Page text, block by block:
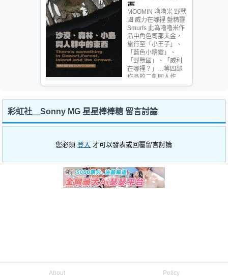
西
MOOMIN 嚕嚕米 野獸
國 威力在哪裡 藍精靈
Smurfs 此為嚕嚕米作
品中角色司那夫金，
旅行至「小王子」、
「藍色小精靈」、
「野獸國」、「威利
在哪裡？」…等四部
作品的二創同人作
品。
彩虹社＿Sonny MG 星星棒棒糖 留言討論
您必須登入 才可以發表或回覆留言討論
About Policy